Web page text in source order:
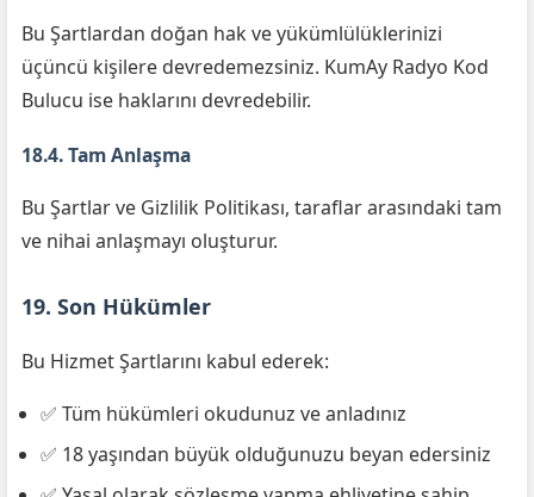
Bu Şartlardan doğan hak ve yükümlülüklerinizi
üçüncü kişilere devredemezsiniz. KumAy Radyo Kod
Bulucu ise haklarını devredebilir.
18.4. Tam Anlaşma
Bu Şartlar ve Gizlilik Politikası, taraflar arasındaki tam
ve nihai anlaşmayı oluşturur.
19. Son Hükümler
Bu Hizmet Şartlarını kabul ederek:
✅ Tüm hükümleri okudunuz ve anladınız
✅ 18 yaşından büyük olduğunuzu beyan edersiniz